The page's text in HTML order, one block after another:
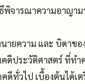
จารณาความอาญาม
ยความ และ บิดาข
ดีประวัติศาสตร์ ที่ทำ
ดีทั่วไป เบื้องต้นได้เ